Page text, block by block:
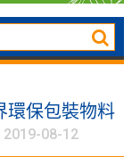
環保包裝物料
2019-08-12